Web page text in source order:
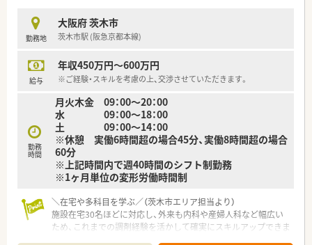
■残業はほとんど発生しないため、終業後のお迎えやご家庭の用
事とも両立しやすい環境です。
勤務地
大阪府 茨木市
茨木市駅 (阪急京都本線)
給与
年収450万円～600万円
※ご経験・スキルを考慮の上、交渉させていただきます。
勤務
時間
月火木金 09：00～20：00
水 09：00～18：00
土 09：00～14：00
※休憩 実働6時間超の場合45分、実働8時間超の場合
60分
※上記時間内で週40時間のシフト制勤務
※1ヶ月単位の変形労働時間制
＼在宅や多科目を学ぶ／（茨木市エリア担当より）
施設在宅30名ほどに対応し、外来も内科や産婦人科など幅広い
ため、これまでの調剤経験を活かして確実にスキルアップできま